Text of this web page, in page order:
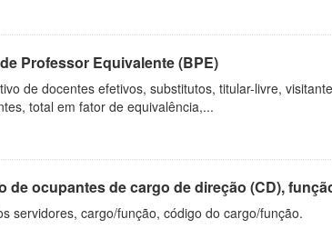
Professor Equivalente (BPE)
de docentes efetivos, substitutos, titular-livre,
total em fator de equivalência,...
de ocupantes de cargo de direção (CD),
servidores, cargo/função, código do cargo/função.